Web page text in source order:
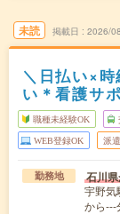
未読 掲載日 2026/
＼日払い×
い＊看護サ
職種未経験OK
WEB登録OK 派遣
勤務地 石川
宇野気
から---